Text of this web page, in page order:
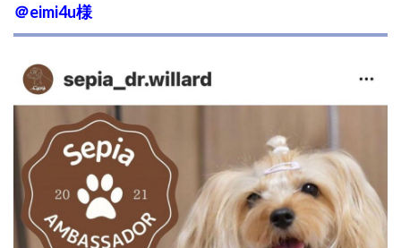
＠eimi4u様